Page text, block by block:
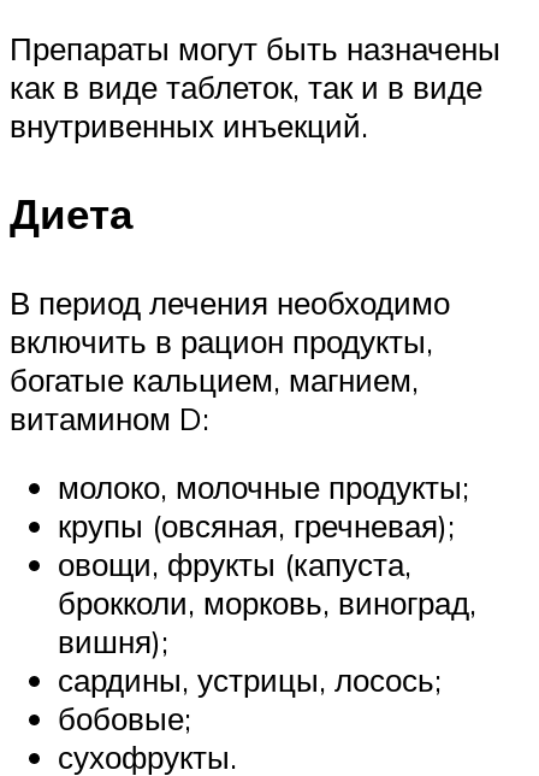
Препараты могут быть назначены
как в виде таблеток, так и в виде
внутривенных инъекций.
Диета
В период лечения необходимо
включить в рацион продукты,
богатые кальцием, магнием,
витамином D:
молоко, молочные продукты;
крупы (овсяная, гречневая);
овощи, фрукты (капуста,
брокколи, морковь, виноград,
вишня);
сардины, устрицы, лосось;
бобовые;
сухофрукты.